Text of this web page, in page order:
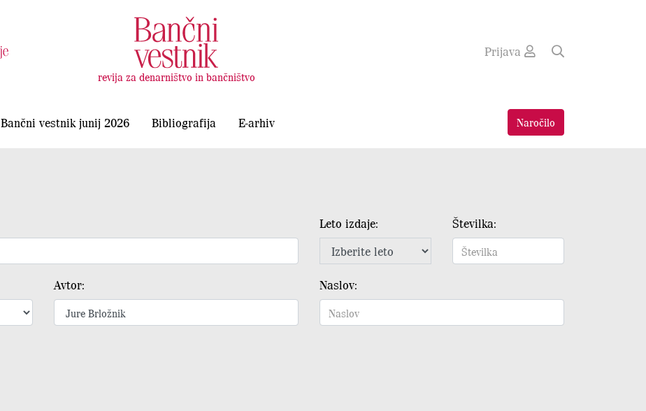
revija za denarništvo in bančništvo
Prijava
Bančni vestnik junij 2026 Bibliografija E-arhiv Naročilo
Leto izdaje: Številka:
Avtor: Naslov: